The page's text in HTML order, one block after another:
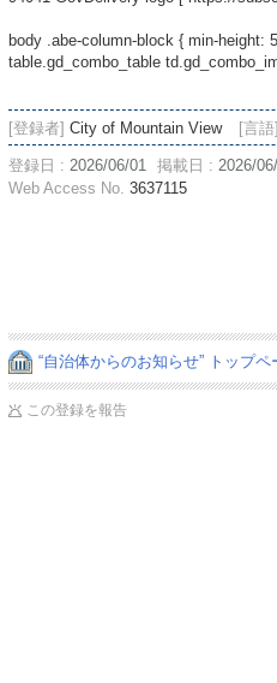
body .abe-column-block { min-height:
table.gd_combo_table
[登録者] City of Mountain View [言語]
登録日 : 2026/06/01 掲載日 : 2026/
Web Access No. 3637115
“自治体からのお知らせ” トップペ
この登録を報告